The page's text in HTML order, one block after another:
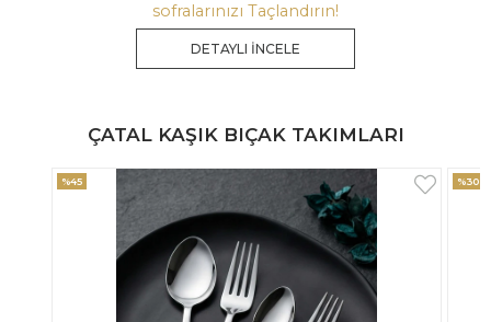
sofralarınızı Taçlandırın!
DETAYLI İNCELE
ÇATAL KAŞIK BIÇAK TAKIMLARI
%30 %33